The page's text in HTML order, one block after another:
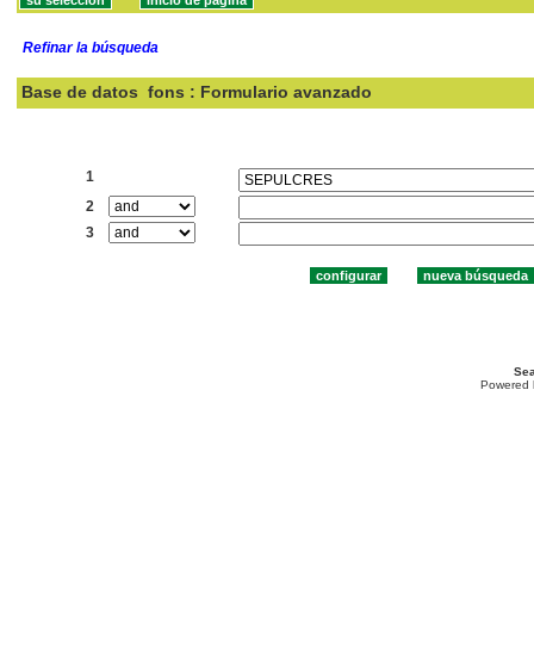
Refinar la búsqueda
Base de datos fons : Formulario avanzado
1
2
3